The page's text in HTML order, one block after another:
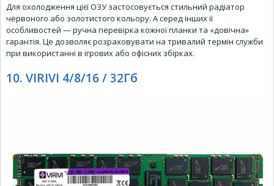
Для охолодження цієї ОЗУ застосовується стильний радіатор
червоного або золотистого кольору. А серед інших її
особливостей — ручна перевірка кожної планки та «довічна»
гарантія. Це дозволяє розраховувати на тривалий термін служби
при використанні в ігрових або офісних збірках.
10. VIRIVI 4/8/16 / 32Гб